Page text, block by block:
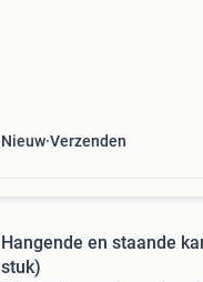
Nieuw Verzenden
Hangende en staande
stuk)